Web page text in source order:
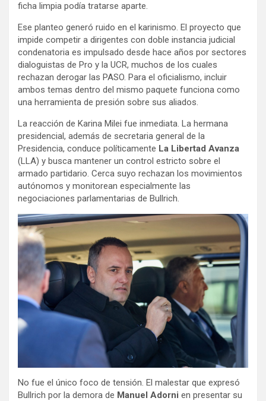
ficha limpia podía tratarse aparte.
Ese planteo generó ruido en el karinismo. El proyecto que
impide competir a dirigentes con doble instancia judicial
condenatoria es impulsado desde hace años por sectores
dialoguistas de Pro y la UCR, muchos de los cuales
rechazan derogar las PASO. Para el oficialismo, incluir
ambos temas dentro del mismo paquete funciona como
una herramienta de presión sobre sus aliados.
La reacción de Karina Milei fue inmediata. La hermana
presidencial, además de secretaria general de la
Presidencia, conduce políticamente La Libertad Avanza
(LLA) y busca mantener un control estricto sobre el
armado partidario. Cerca suyo rechazan los movimientos
autónomos y monitorean especialmente las
negociaciones parlamentarias de Bullrich.
No fue el único foco de tensión. El malestar que expresó
Bullrich por la demora de Manuel Adorni en presentar su